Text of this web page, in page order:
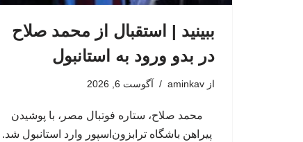
ببینید | استقبال از محمد صلاح
در بدو ورود به استانبول
از aminkav آگوست 6, 2026
محمد صلاح، ستاره فوتبال مصر، با پوشیدن
پیراهن باشگاه ترابزون‌اسپور وارد استانبول شد.